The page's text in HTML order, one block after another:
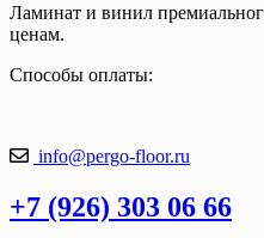
Ламинат и винил
ценам.
Способы оплаты:
info@pergo-floor.ru
+7 (926) 303 06 66